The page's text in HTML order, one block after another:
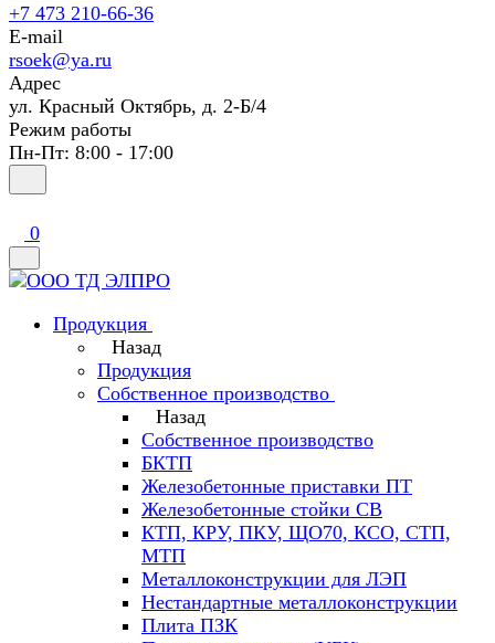
+7 473 210-66-36
E-mail
rsoek@ya.ru
Адрес
ул. Красный Октябрь, д. 2-Б/4
Режим работы
Пн-Пт: 8:00 - 17:00
0
Продукция
Назад
Продукция
Собственное производство
Назад
Собственное производство
БКТП
Железобетонные приставки ПТ
Железобетонные стойки СВ
КТП, КРУ, ПКУ, ЩО70, КСО, СТП,
МТП
Металлоконструкции для ЛЭП
Нестандартные металлоконструкции
Плита ПЗК